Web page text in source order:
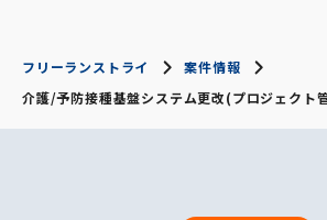
フリーランストライ
案件情報
介護/予防接種基盤システム更改(プロジェクト